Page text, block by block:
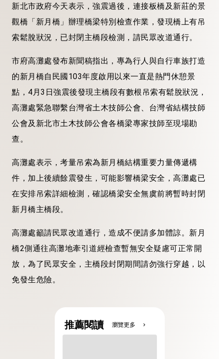
新北市政府今天表示，強震過後，連接板橋及新莊的景
觀橋「新月橋」辦理橋梁特別檢查作業，發現橋上有吊
索鬆脫狀況，已封閉主橋段檢測，請民眾改道通行。
市府高灘處發布新聞稿指出，專為行人與自行車族打造
的新月橋自民國103年度啟用以來一直是熱門休憩景
點，4月3日強震後發現主橋段有數根吊索有鬆脫狀況，
高灘處緊急聯繫台灣省土木技師公會、台灣省結構技師
公會及新北市土木技師公會各橋梁專家技師至現場勘
查。
高灘處表示，考量吊索為新月橋結構重要力量傳遞構
件，加上後續餘震發生，可能影響橋梁安全，高灘處已
在安排吊索詳細檢測，確認橋梁安全無虞前將暫時封閉
新月橋主橋段。
高灘處籲請民眾改道通行，造成不便請多加體諒。新月
橋2側通往高灘地牽引道經檢查暫無安全疑慮可正常開
放，為了民眾安全，主橋段封閉期間請勿強行穿越，以
免發生危險。
推薦閱讀 瀏覽更多 chevron_right